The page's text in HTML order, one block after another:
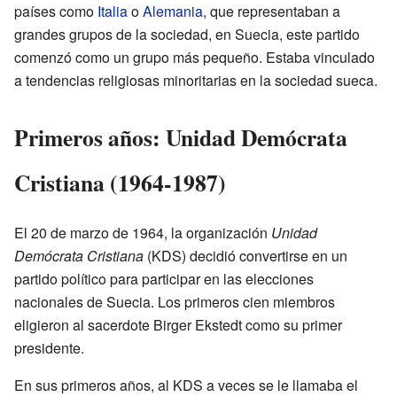
países como ItaliaoAlemania, que representaban a
grandes grupos de la sociedad, en Suecia, este partido
comenzó como un grupo más pequeño. Estaba vinculado
a tendencias religiosas minoritarias en la sociedad sueca.
Primeros años: Unidad Demócrata
Cristiana (1964-1987)
El 20 de marzo de 1964, la organización Unidad
Demócrata Cristiana (KDS) decidió convertirse en un
partido político para participar en las elecciones
nacionales de Suecia. Los primeros cien miembros
eligieron al sacerdote Birger Ekstedt como su primer
presidente.
En sus primeros años, al KDS a veces se le llamaba el